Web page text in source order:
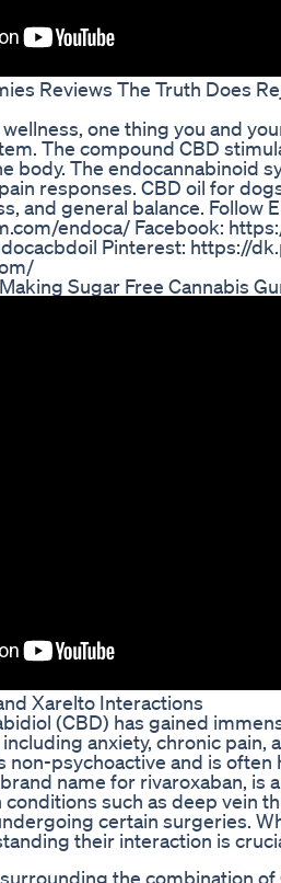
Reviews The Truth Does
one thing you and
The compound CBD
body. The endocannabinoid
responses. CBD oil for
and general balance. Follow
endoca/ Facebook:
Pinterest: https://
Sugar Free Cannabis
Xarelto Interactions
(CBD) has gained
anxiety, chronic
non-psychoactive and is
name for rivaroxaban,
such as deep vein
certain surgeries.
their interaction is
the combination of